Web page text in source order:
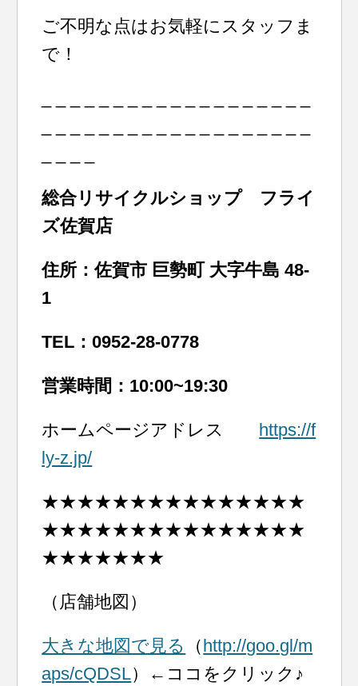
ご不明な点はお気軽にスタッフま
で！
総合リサイクルショップ フライ
ズ佐賀店
住所：佐賀市 巨勢町 大字牛島 48-
1
TEL：0952-28-0778
営業時間：10:00~19:30
ホームページアドレス https://f
ly-z.jp/
★★★★★★★★★★★★★★★
★★★★★★★★★★★★★★★
★★★★★★★
（店舗地図）
大きな地図で見る （http://goo.gl/m
aps/cQDSL）←ココをクリック♪